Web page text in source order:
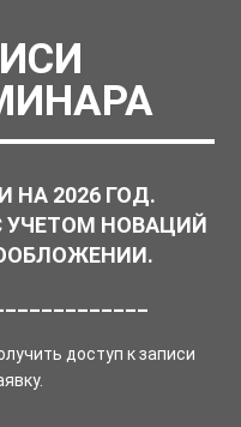
НА 2026 ГОД.
НОВАЦИЙ
доступ к записи